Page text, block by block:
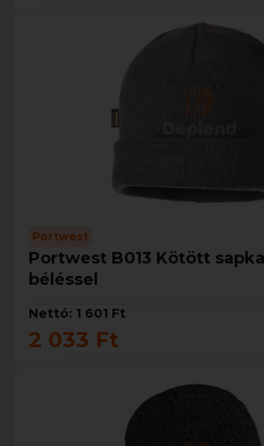
Portwest
Portwest B013 Kötött
béléssel
Nettó: 1 601 Ft
2 033 Ft